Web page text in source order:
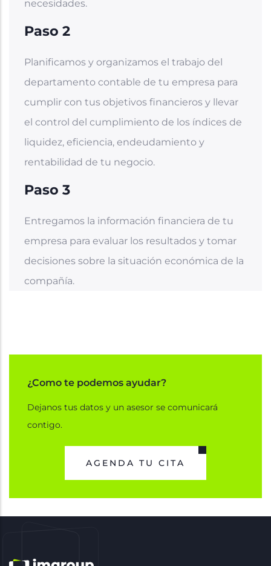
necesidades.
Paso 2
Planificamos y organizamos el trabajo del
departamento contable de tu empresa para
cumplir con tus objetivos financieros y llevar
el control del cumplimiento de los índices de
liquidez, eficiencia, endeudamiento y
rentabilidad de tu negocio.
Paso 3
Entregamos la información financiera de tu
empresa para evaluar los resultados y tomar
decisiones sobre la situación económica de la
compañía.
¿Como te podemos ayudar?
Dejanos tus datos y un asesor se comunicará
contigo.
AGENDA TU CITA